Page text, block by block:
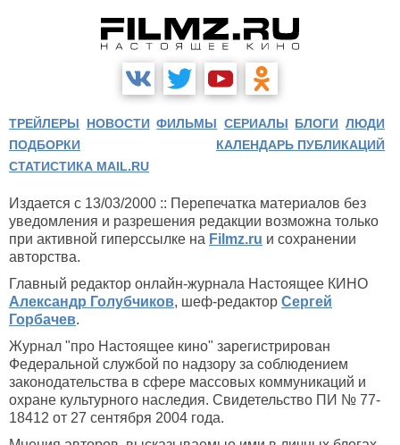
ТРЕЙЛЕРЫ НОВОСТИ ФИЛЬМЫ СЕРИАЛЫ БЛОГИ ЛЮДИ
ПОДБОРКИ
КАЛЕНДАРЬ ПУБЛИКАЦИЙ
СТАТИСТИКА MAIL.RU
Издается с 13/03/2000 :: Перепечатка материалов без
уведомления и разрешения редакции возможна только
при активной гиперссылке на Filmz.ru и сохранении
авторства.
Главный редактор онлайн-журнала Настоящее КИНО
Александр Голубчиков, шеф-редактор Сергей
Горбачев.
Журнал "про Настоящее кино" зарегистрирован
Федеральной службой по надзору за соблюдением
законодательства в сфере массовых коммуникаций и
охране культурного наследия. Свидетельство ПИ № 77-
18412 от 27 сентября 2004 года.